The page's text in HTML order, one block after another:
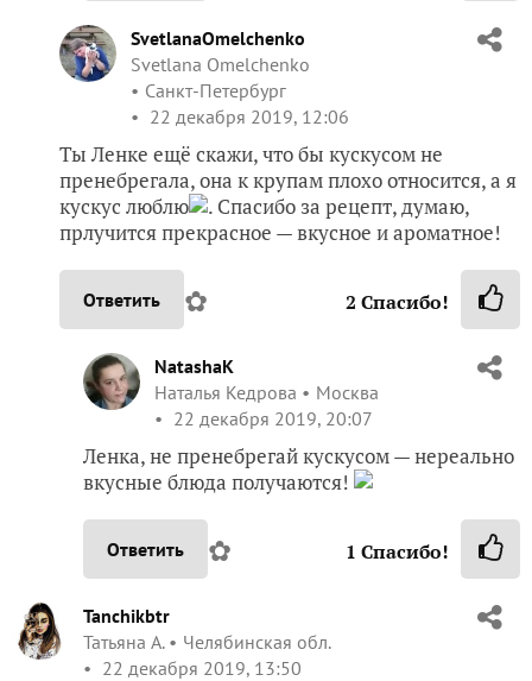
SvetlanaOmelchenko
Svetlana Omelchenko
Санкт-Петербург
22 декабря 2019, 12:06
Ты Ленке ещё скажи, что бы кускусом не
пренебрегала, она к крупам плохо относится, а я
кускус люблю
. Спасибо за рецепт, думаю,
прлучится прекрасное — вкусное и ароматное!
Ответить ✿ 2 Спасибо!
NatashaK
Наталья Кедрова
Москва
22 декабря 2019, 20:07
Ленка, не пренебрегай кускусом — нереально
вкусные блюда получаются!
Ответить ✿ 1 Спасибо!
Tanchikbtr
Татьяна А.
Челябинская обл.
22 декабря 2019, 13:50